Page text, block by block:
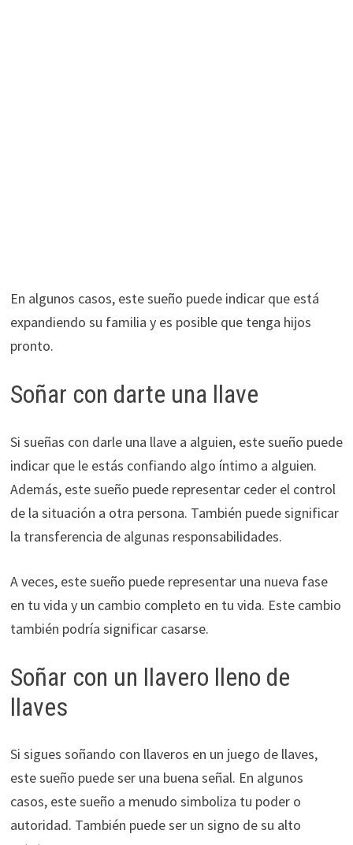
En algunos casos, este sueño puede indicar que está
expandiendo su familia y es posible que tenga hijos
pronto.
Soñar con darte una llave
Si sueñas con darle una llave a alguien, este sueño puede
indicar que le estás confiando algo íntimo a alguien.
Además, este sueño puede representar ceder el control
de la situación a otra persona. También puede significar
la transferencia de algunas responsabilidades.
A veces, este sueño puede representar una nueva fase
en tu vida y un cambio completo en tu vida. Este cambio
también podría significar casarse.
Soñar con un llavero lleno de
llaves
Si sigues soñando con llaveros en un juego de llaves,
este sueño puede ser una buena señal. En algunos
casos, este sueño a menudo simboliza tu poder o
autoridad. También puede ser un signo de su alto